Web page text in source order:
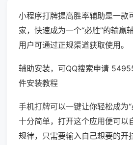
小程序打牌提高胜率辅助是一款
家，快速成为一个“必胜”的输赢
用户可通过正规渠道获取使用。
辅助安装，可QQ搜索申请
件安装教程
手机打牌可以一键让你轻松成为
十分简单，打开这个应用便可以
规律，只需要输入自己想要的开